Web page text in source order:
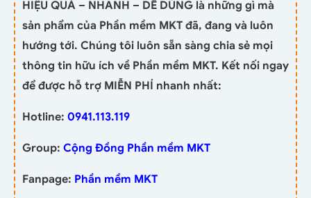
HIỆU QUẢ – NHANH – DỄ DÙNG là những gì mà
sản phẩm của Phần mềm MKT đã, đang và luôn
hướng tới. Chúng tôi luôn sẵn sàng chia sẻ mọi
thông tin hữu ích về Phần mềm MKT. Kết nối ngay
để được hỗ trợ MIỄN PHÍ nhanh nhất:
Hotline: 0941.113.119
Group: Cộng Đồng Phần mềm MKT
Fanpage: Phần mềm MKT